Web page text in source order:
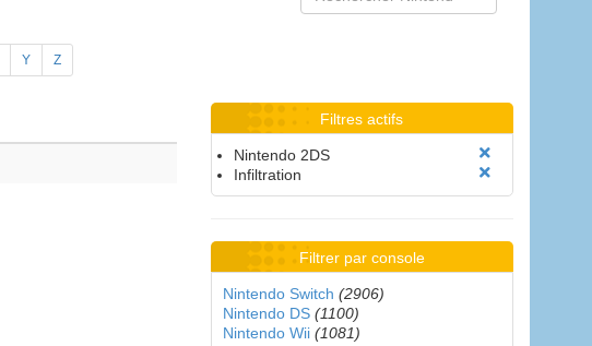
Y Z
Filtres actifs
Nintendo 2DS
Infiltration
Filtrer par console
Nintendo Switch (2906)
Nintendo DS (1100)
Nintendo Wii (1081)